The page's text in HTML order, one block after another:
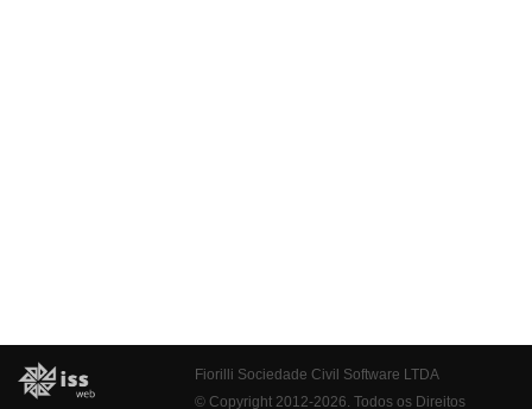
Fiorilli Sociedade Civil Software LTDA
© Copyright 2012-2026. Todos os Direitos